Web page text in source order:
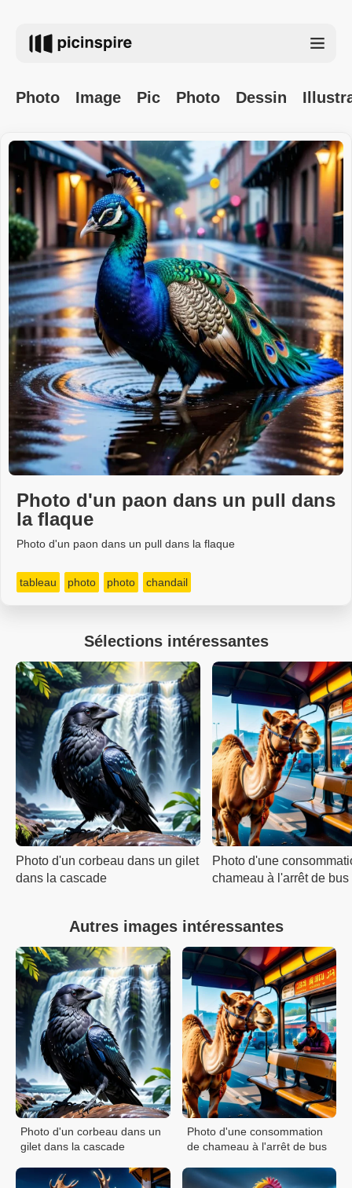
Photo Image Pic Photo Dessin
Photo d'un paon dans un pull dans
la flaque
Photo d'un paon dans un pull dans la flaque
tableau photo photo chandail
Sélections intéressantes
Photo d'un corbeau dans un gilet
dans la cascade
Photo d'une
chameau à l'arrêt de bus
Autres images intéressantes
Photo d'un corbeau dans un
gilet dans la cascade
Photo d'une consommation
de chameau à l'arrêt de bus